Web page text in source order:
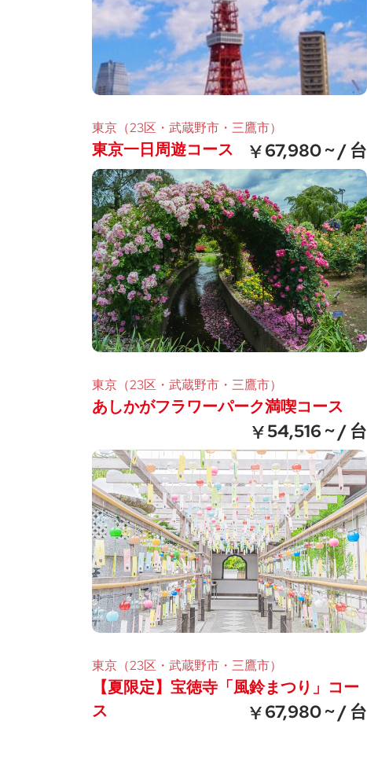
東京（23区・武蔵野市・三鷹市）
東京一日周遊コース 67,980 ~ / 台
東京（23区・武蔵野市・三鷹市）
あしかがフラワーパーク満喫コース
54,516 ~ / 台
東京（23区・武蔵野市・三鷹市）
【夏限定】宝徳寺「風鈴まつり」コー
ス
67,980 ~ / 台